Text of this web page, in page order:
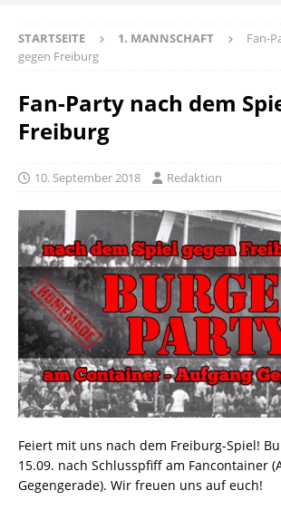
STARTSEITE 1. MANNSCHAFT
Fan-
gegen Freiburg
Fan-Party nach dem
Freiburg
10. September 2018 Redaktion
Feiert mit uns nach dem Freiburg-Spiel!
15.09. nach Schlusspfiff am Fancontainer
Gegengerade). Wir freuen uns auf euch!